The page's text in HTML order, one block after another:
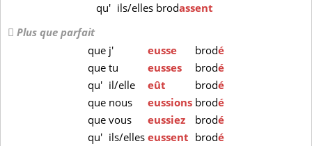
qu' ils/elles brodassent
Plus que parfait
que j' eusse brodé
quetu eusses brodé
qu' il/elle eût brodé
que nous eussions brodé
quevous eussiez brodé
qu' ils/elleseussent brodé